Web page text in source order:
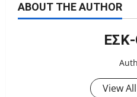
ABOUT THE AUTHOR
View